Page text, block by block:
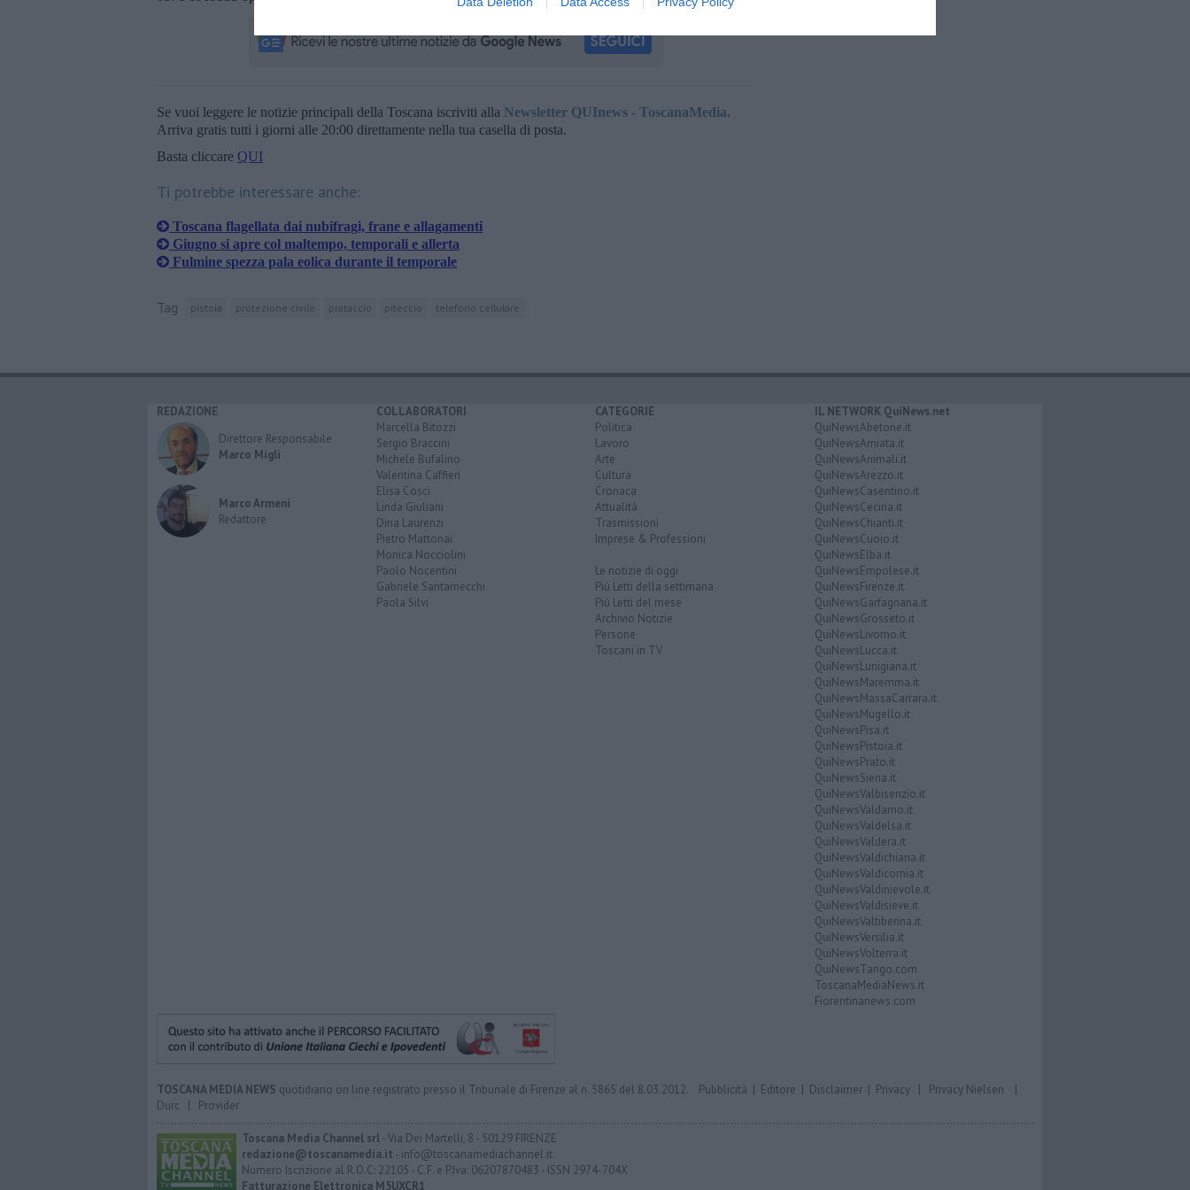
Se vuoi leggere le notizie principali della Toscana iscriviti alla Newsletter QUInews - ToscanaMedia.
Arriva gratis tutti i giorni alle 20:00 direttamente nella tua casella di posta.
Basta cliccare QUI
Ti potrebbe interessare anche:
Toscana flagellata dai nubifragi, frane e allagamenti
Giugno si apre col maltempo, temporali e allerta
Fulmine spezza pala eolica durante il temporale
Tag pistoia protezione civile prataccio piteccio telefono cellulare
REDAZIONE
Direttore Responsabile
Marco Migli
Marco Armeni
Redattore
COLLABORATORI
Marcella Bitozzi
Sergio Braccini
Michele Bufalino
Valentina Caffieri
Elisa Cosci
Linda Giuliani
Dina Laurenzi
Pietro Mattonai
Monica Nocciolini
Paolo Nocentini
Gabriele Santarnecchi
Paola Silvi
CATEGORIE
Politica
Lavoro
Arte
Cultura
Cronaca
Attualità
Trasmissioni
Imprese & Professioni
Le notizie di oggi
Più Letti della settimana
Più Letti del mese
Archivio Notizie
Persone
Toscani in TV
IL NETWORK QuiNews.net
QuiNewsAbetone.it
QuiNewsAmiata.it
QuiNewsAnimali.it
QuiNewsArezzo.it
QuiNewsCasentino.it
QuiNewsCecina.it
QuiNewsChianti.it
QuiNewsCuoio.it
QuiNewsElba.it
QuiNewsEmpolese.it
QuiNewsFirenze.it
QuiNewsGarfagnana.it
QuiNewsGrosseto.it
QuiNewsLivorno.it
QuiNewsLucca.it
QuiNewsLunigiana.it
QuiNewsMaremma.it
QuiNewsMassaCarrara.it
QuiNewsMugello.it
QuiNewsPisa.it
QuiNewsPistoia.it
QuiNewsPrato.it
QuiNewsSiena.it
QuiNewsValbisenzio.it
QuiNewsValdarno.it
QuiNewsValdelsa.it
QuiNewsValdera.it
QuiNewsValdichiana.it
QuiNewsValdicornia.it
QuiNewsValdinievole.it
QuiNewsValdisieve.it
QuiNewsValtiberina.it
QuiNewsVersilia.it
QuiNewsVolterra.it
QuiNewsTango.com
ToscanaMediaNews.it
Fiorentinanews.com
TOSCANA MEDIA NEWS quotidiano on line registrato presso il Tribunale di Firenze al n. 5865 del 8.03.2012. Pubblicità | Editore | Disclaimer | Privacy | Privacy Nielsen |
Durc | Provider
Toscana Media Channel srl- Via Dei Martelli, 8 - 50129 FIRENZE
redazione@toscanamedia.it - info@toscanamediachannel.it
Numero Iscrizione al R.O.C: 22105 - C.F. e P.Iva: 06207870483 - ISSN 2974-704X
Fatturazione Elettronica M5UXCR1